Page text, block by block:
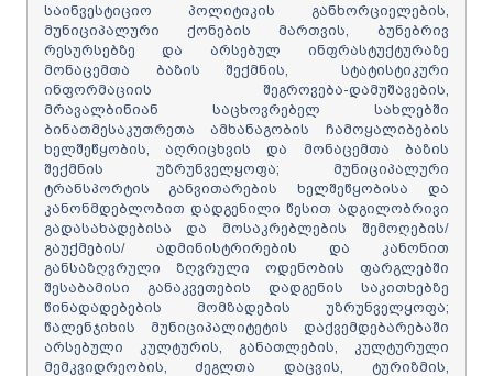
საინვესტიციო პოლიტიკის განხორციელების,
მუნიციპალური ქონების მართვის, ბუნებრივ
რესურსებზე და არსებულ ინფრასტუქტურაზე
მონაცემთა ბაზის შექმნის, სტატისტიკური
ინფორმაციის შეგროვება-დამუშავების,
მრავალბინიან საცხოვრებელ სახლებში
ბინათმესაკუთრეთა ამხანაგობის ჩამოყალიბების
ხელშეწყობის, აღრიცხვის და მონაცემთა ბაზის
შექმნის უზრუნველყოფა; მუნიციპალური
ტრანსპორტის განვითარების ხელშეწყობისა და
კანონმდებლობით დადგენილი წესით ადგილობრივი
გადასახადებისა და მოსაკრებლების შემოღების/
გაუქმების/ ადმინისტრირების და კანონით
განსაზღვრული ზღვრული ოდენობის ფარგლებში
შესაბამისი განაკვეთების დადგენის საკითხებზე
წინადადებების მომზადების უზრუნველყოფა;
წალენჯიხის მუნიციპალიტეტის დაქვემდებარებაში
არსებული კულტურის, განათლების, კულტურული
მემკვიდრეობის, ძეგლთა დაცვის, ტურიზმის,